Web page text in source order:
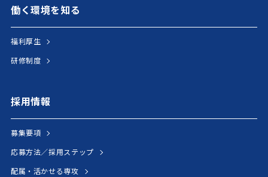
働く環境を知る
福利厚生
研修制度
採用情報
募集要項
応募方法／採用ステップ
配属・活かせる専攻